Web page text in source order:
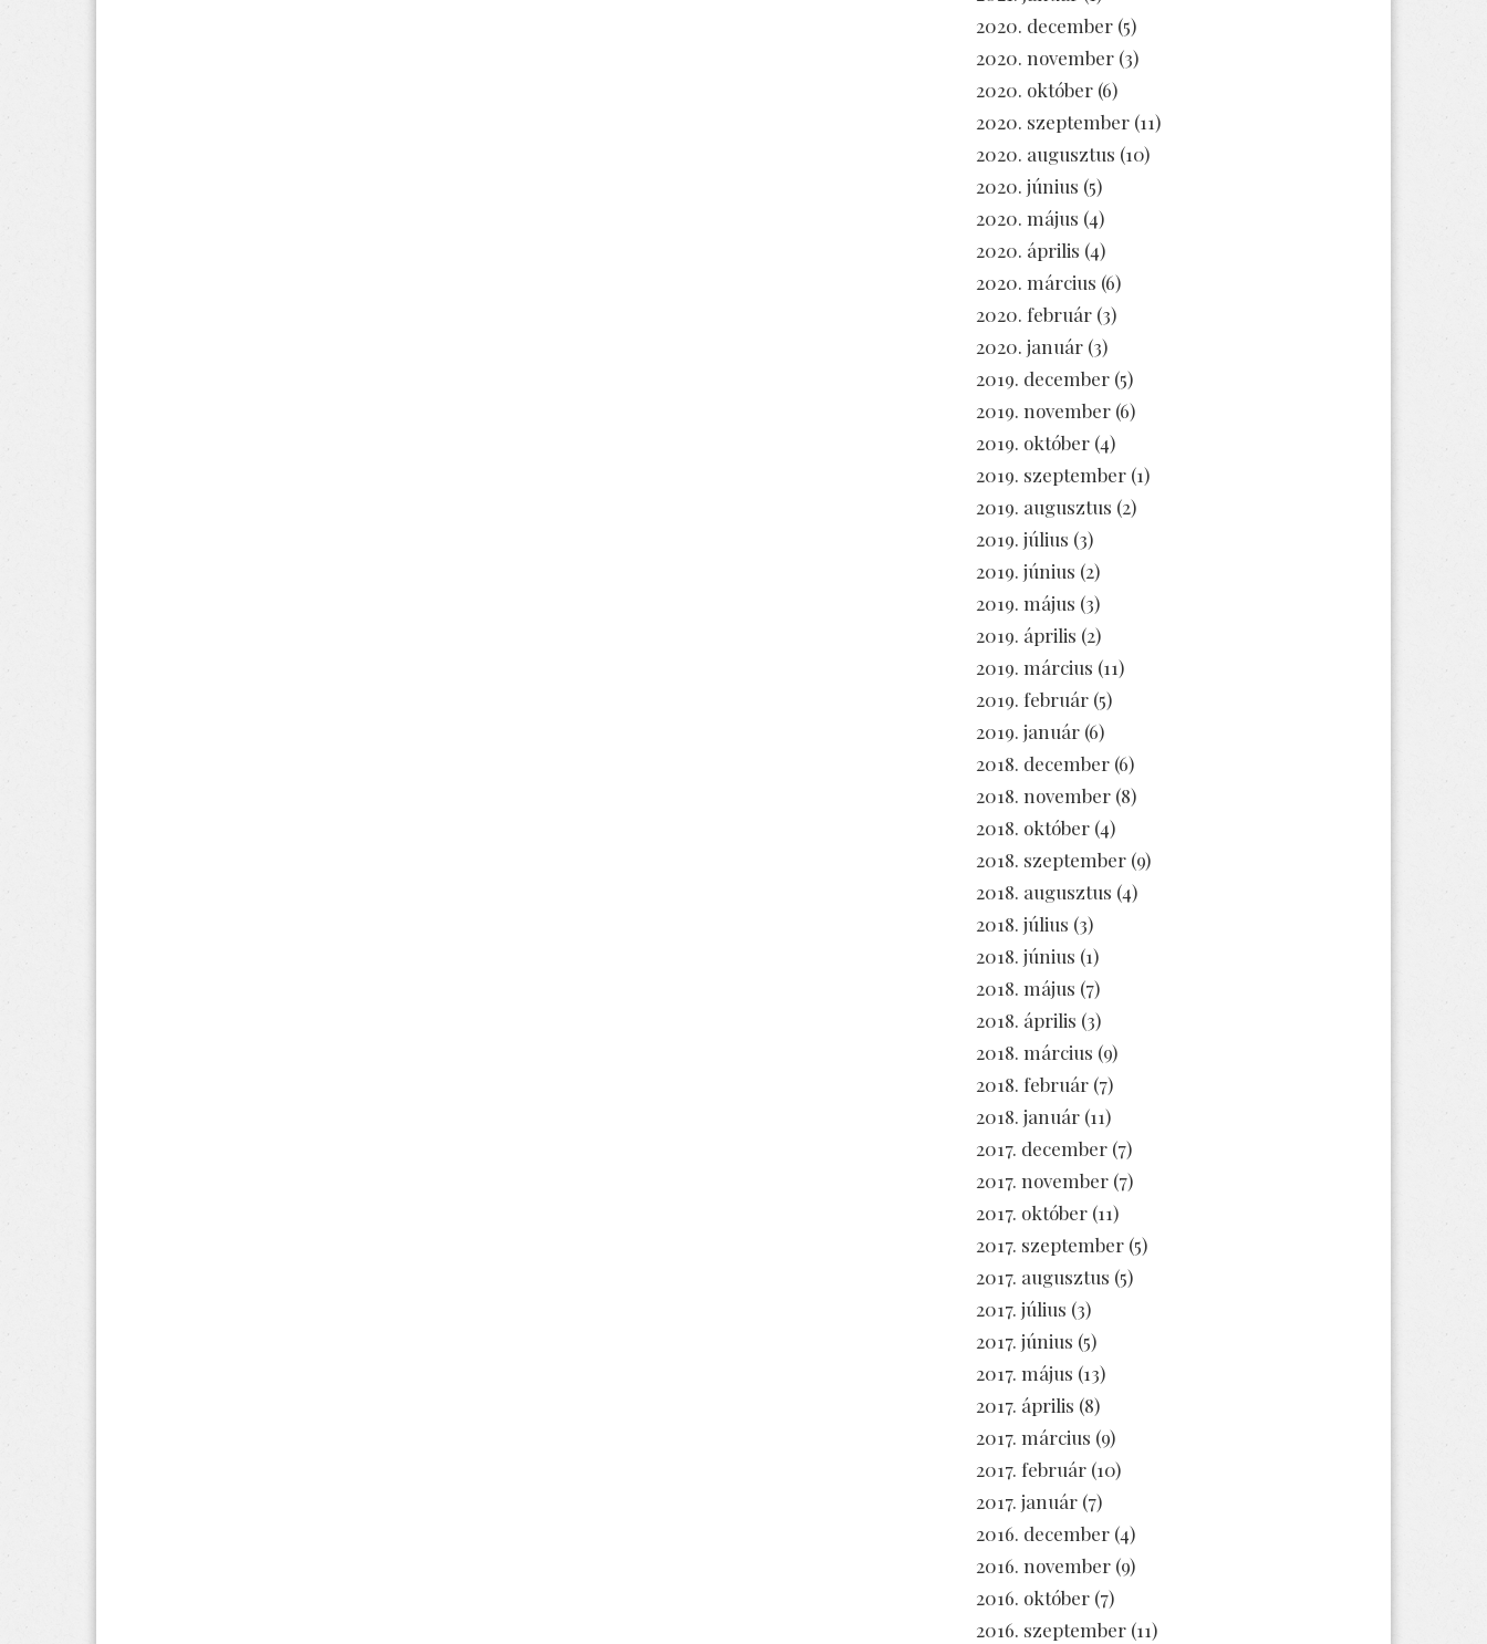
2020. december (5)
2020. november (3)
2020. október (6)
2020. szeptember (11)
2020. augusztus (10)
2020. június (5)
2020. május (4)
2020. április (4)
2020. március (6)
2020. február (3)
2020. január (3)
2019. december (5)
2019. november (6)
2019. október (4)
2019. szeptember (1)
2019. augusztus (2)
2019. július (3)
2019. június (2)
2019. május (3)
2019. április (2)
2019. március (11)
2019. február (5)
2019. január (6)
2018. december (6)
2018. november (8)
2018. október (4)
2018. szeptember (9)
2018. augusztus (4)
2018. július (3)
2018. június (1)
2018. május (7)
2018. április (3)
2018. március (9)
2018. február (7)
2018. január (11)
2017. december (7)
2017. november (7)
2017. október (11)
2017. szeptember (5)
2017. augusztus (5)
2017. július (3)
2017. június (5)
2017. május (13)
2017. április (8)
2017. március (9)
2017. február (10)
2017. január (7)
2016. december (4)
2016. november (9)
2016. október (7)
2016. szeptember (11)